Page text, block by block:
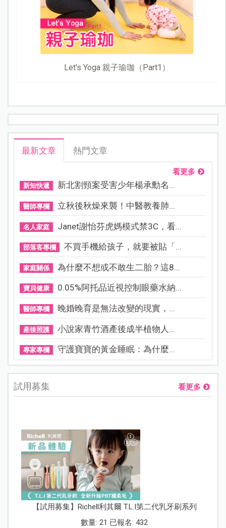
Let's Yoga 親子瑜珈（Part1）
最新文章 熱門文章
看更多
新知快遞 新北割頸案受害少年楊承勳名...
醫師專欄 立秋後秋燥來襲！中醫教養肺...
名人家庭 Janet謝怡芬虎媽模式禁3C，看...
部落客專欄 不買手機給孩子，就要被貼「...
家庭關係 為什麼不想或不敢生二胎？這8...
寶貝健康 0.05%阿托品近視控制眼藥水納...
醫師專欄 晚婚晚育是無法改變的現實，...
產後照護 小說家青竹酒產後成半植物人...
專家專欄 守護寶寶的黃金睡眠：為什麼...
試用募集 看更多
【試用募集】Richell利其爾 T.L.I第二代乳牙刷系列
數量: 21 已報名: 432